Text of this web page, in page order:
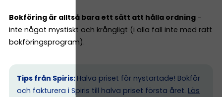
Bokföring är alltså bara ett sätt att hålla ordning –
inte något mystiskt och krångligt (i alla fall inte med rätt
bokföringsprogram).
Tips från Spiris: Halva priset för nystartade! Bokför
och fakturera i Spiris till halva priset första året. Läs